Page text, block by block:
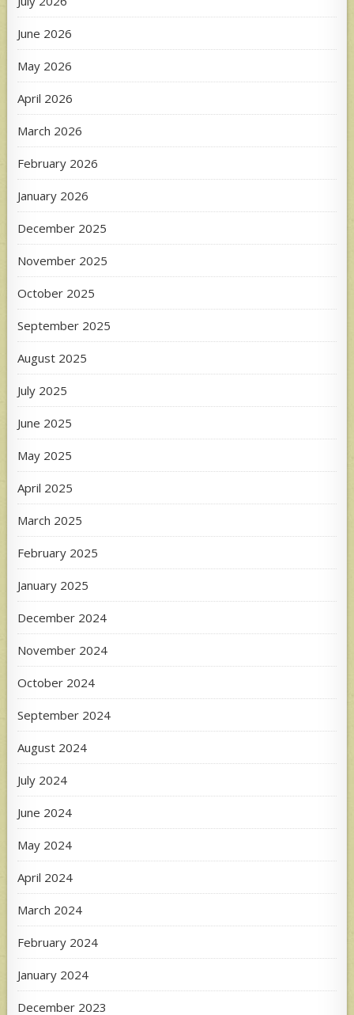
June 2026
May 2026
April 2026
March 2026
February 2026
January 2026
December 2025
November 2025
October 2025
September 2025
August 2025
July 2025
June 2025
May 2025
April 2025
March 2025
February 2025
January 2025
December 2024
November 2024
October 2024
September 2024
August 2024
July 2024
June 2024
May 2024
April 2024
March 2024
February 2024
January 2024
December 2023